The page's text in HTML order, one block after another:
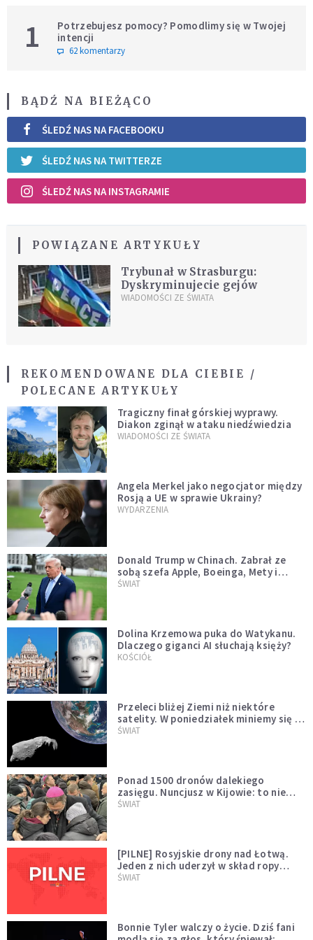
1
Potrzebujesz pomocy? Pomodlimy się w Twojej
intencji
62 komentarzy
BĄDŹ NA BIEŻĄCO
ŚLEDŹ NAS NA FACEBOOKU
ŚLEDŹ NAS NA TWITTERZE
ŚLEDŹ NAS NA INSTAGRAMIE
POWIĄZANE ARTYKUŁY
Trybunał w Strasburgu:
Dyskryminujecie gejów
WIADOMOŚCI ZE ŚWIATA
REKOMENDOWANE DLA CIEBIE /
POLECANE ARTYKUŁY
Tragiczny finał górskiej wyprawy.
Diakon zginął w ataku niedźwiedzia
WIADOMOŚCI ZE ŚWIATA
Angela Merkel jako negocjator między
Rosją a UE w sprawie Ukrainy?
WYDARZENIA
Donald Trump w Chinach. Zabrał ze
sobą szefa Apple, Boeinga, Mety i
Muska
ŚWIAT
Dolina Krzemowa puka do Watykanu.
Dlaczego giganci AI słuchają księży?
KOŚCIÓŁ
Przeleci bliżej Ziemi niż niektóre
satelity. W poniedziałek miniemy się z
asteroidą, która poprzedzi znacznie
ŚWIAT
Ponad 1500 dronów dalekiego
zasięgu. Nuncjusz w Kijowie: to nie
wygląda na wolę zakończenia wojny
ŚWIAT
[PILNE] Rosyjskie drony nad Łotwą.
Jeden z nich uderzył w skład ropy
naftowej
ŚWIAT
Bonnie Tyler walczy o życie. Dziś fani